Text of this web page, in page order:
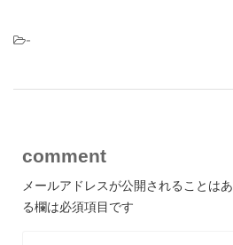
-
comment
メールアドレスが公開されることはあ
る欄は必須項目です